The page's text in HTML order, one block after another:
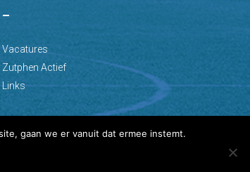
–
Vacatures
Zutphen Actief
Links
gaan we er vanuit dat ermee instemt.